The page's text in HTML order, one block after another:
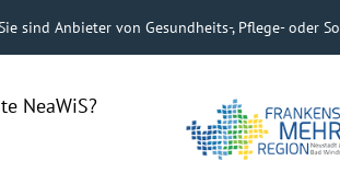
sind Anbieter von Gesundheits-, Pflege- oder
NeaWiS?